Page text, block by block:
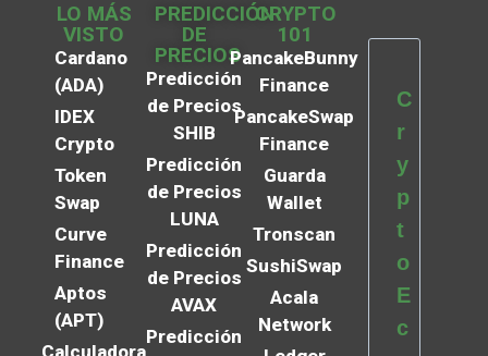
LO MÁS
VISTO
Cardano
(ADA)
IDEX
Crypto
Token
Swap
Curve
Finance
Aptos
(APT)
PREDICCIÓN
DE
PRECIOS
Predicción
de Precios
SHIB
Predicción
de Precios
LUNA
Predicción
de Precios
AVAX
Predicción
CRYPTO
101
PancakeBunny
Finance
PancakeSwap
Finance
Guarda
Wallet
Tronscan
SushiSwap
Acala
Network
C
r
y
p
t
o
E
c